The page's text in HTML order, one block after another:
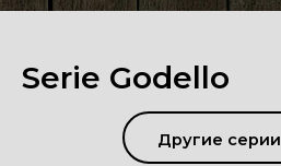
Serie Godello
Другие серии